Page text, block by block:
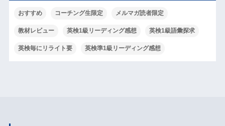
おすすめ コーチング生限定 メルマガ読者限定
教材レビュー 英検1級リーディング感想 英検1級語彙探求
英検毎にリライト要 英検準1級リーディング感想